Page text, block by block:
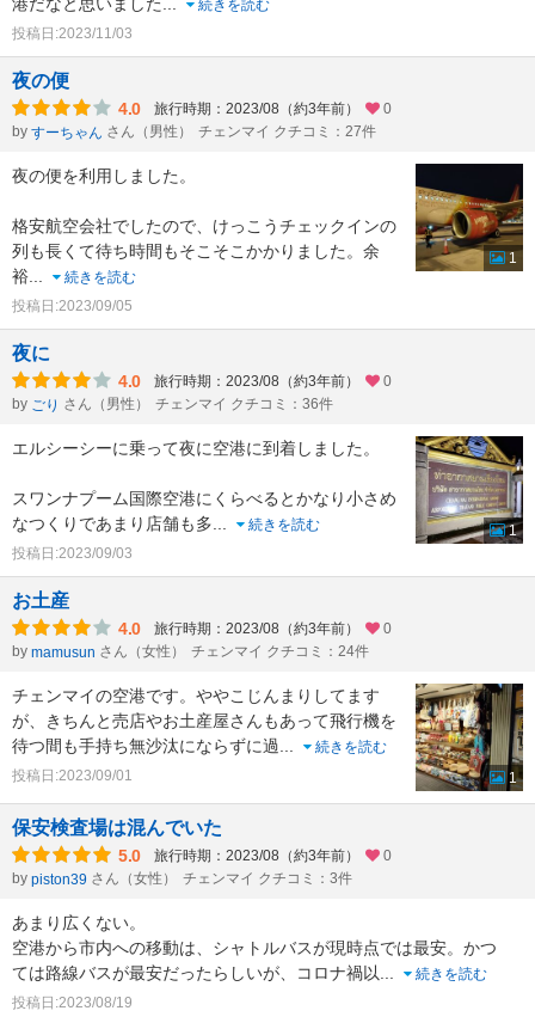
続きを読む
投稿日:2023/11/03
夜の便
4.0 旅行時期：2023/08（約3年前）
0
by すーちゃん さん（男性） チェンマイ クチコミ：27件
夜の便を利用しました。
格安航空会社でしたので、けっこうチェックインの
列も長くて待ち時間もそこそこかかりました。余
裕
続きを読む
投稿日:2023/09/05
1
夜に
4.0 旅行時期：2023/08（約3年前）
0
by ごり さん（男性） チェンマイ クチコミ：36件
エルシーシーに乗って夜に空港に到着しました。
スワンナプーム国際空港にくらべるとかなり小さめ
なつくりであまり店舗も多
続きを読む
投稿日:2023/09/03
1
お土産
4.0 旅行時期：2023/08（約3年前）
0
by mamusun さん（女性） チェンマイ クチコミ：24件
チェンマイの空港です。ややこじんまりしてます
が、きちんと売店やお土産屋さんもあって飛行機を
待つ間も手持ち無沙汰にならずに過
続きを読む
投稿日:2023/09/01
1
保安検査場は混んでいた
5.0 旅行時期：2023/08（約3年前）
0
by piston39 さん（女性） チェンマイ クチコミ：3件
あまり広くない。
空港から市内への移動は、シャトルバスが現時点では最安。かつ
ては路線バスが最安だったらしいが、コロナ禍以
続きを読む
投稿日:2023/08/19